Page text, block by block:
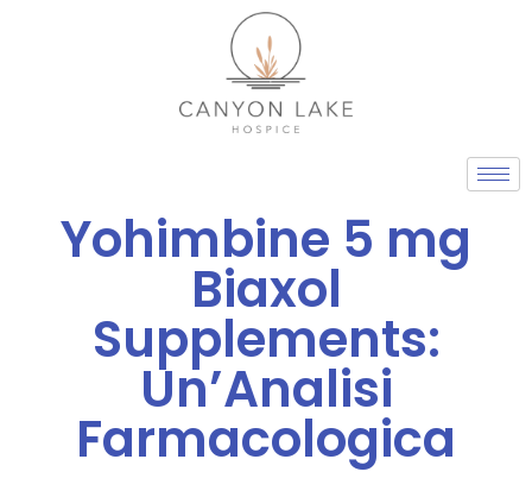
Yohimbine 5 mg
Biaxol
Supplements:
Un’Analisi
Farmacologica